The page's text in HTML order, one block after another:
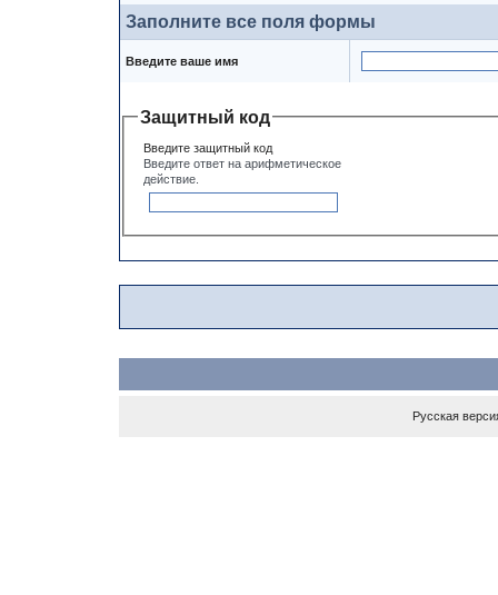
Заполните все поля формы
Введите ваше имя
Защитный код
Введите защитный код
Введите ответ на арифметическое
действие.
Русская